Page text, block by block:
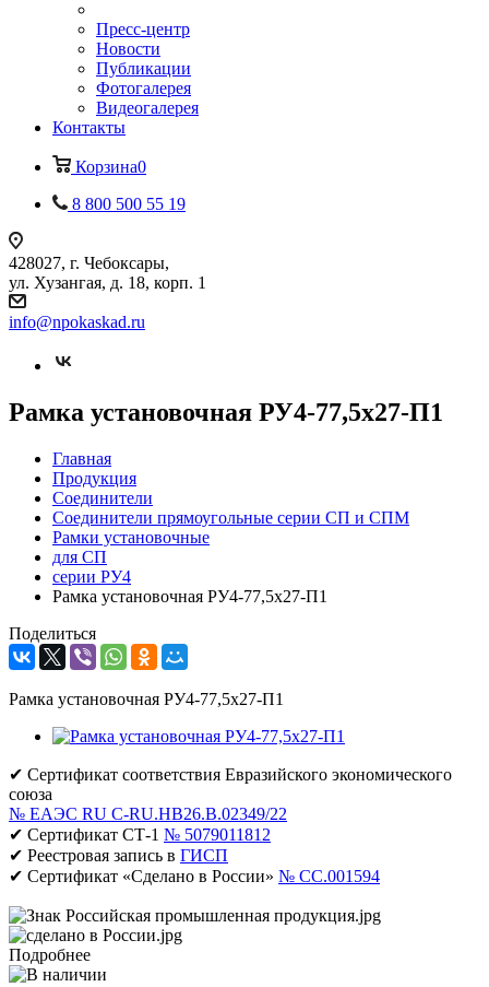
Пресс-центр
Новости
Публикации
Фотогалерея
Видеогалерея
Контакты
Корзина0
8 800 500 55 19
428027, г. Чебоксары,
ул. Хузангая, д. 18, корп. 1
info@npokaskad.ru
Рамка установочная РУ4-77,5х27-П1
Главная
Продукция
Соединители
Соединители прямоугольные серии СП и СПМ
Рамки установочные
для СП
серии РУ4
Рамка установочная РУ4-77,5х27-П1
Поделиться
Рамка установочная РУ4-77,5х27-П1
✔ Сертификат соответствия Евразийского экономического
союза
№ ЕАЭС RU C-RU.НВ26.В.02349/22
✔ Сертификат СТ-1 № 5079011812
✔ Реестровая запись в ГИСП
✔ Сертификат «Сделано в России» № CC.001594
Подробнее